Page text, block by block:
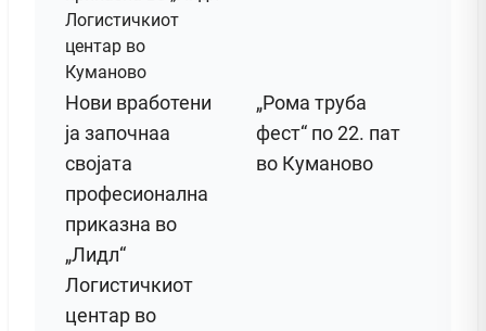
Нови вработени
ја започнаа
својата
професионална
приказна во
„Лидл“
Логистичкиот
центар во
„Рома труба
фест“ по 22. пат
во Куманово